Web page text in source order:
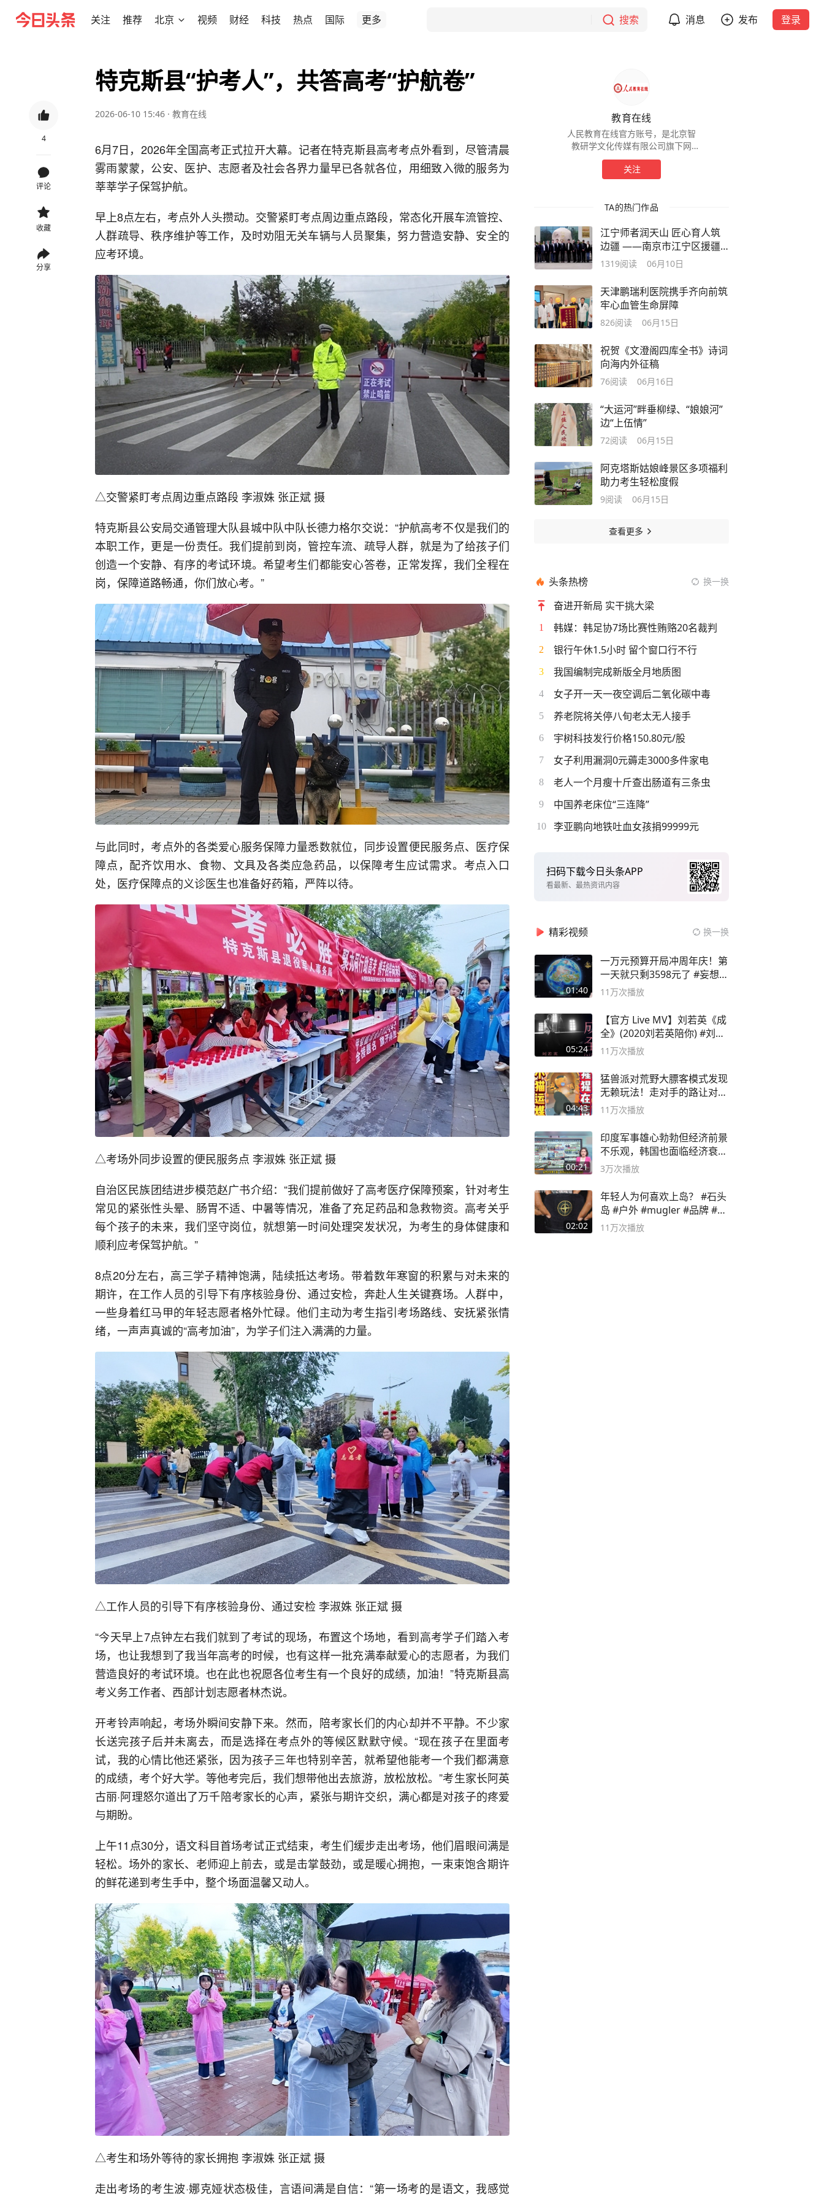
关注 推荐 北京 视频 财经 科技 热点 国际 更多 搜索 消息 发布 登录
4
评论
收藏
分享
特克斯县“护考人”，共答高考“护航卷”
2026-06-10 15:46 · 教育在线
6月7日，2026年全国高考正式拉开大幕。记者在特克斯县高考考点外看到，尽管清晨
雾雨蒙蒙，公安、医护、志愿者及社会各界力量早已各就各位，用细致入微的服务为
莘莘学子保驾护航。
早上8点左右，考点外人头攒动。交警紧盯考点周边重点路段，常态化开展车流管控、
人群疏导、秩序维护等工作，及时劝阻无关车辆与人员聚集，努力营造安静、安全的
应考环境。
△交警紧盯考点周边重点路段 李淑姝 张正斌 摄
特克斯县公安局交通管理大队县城中队中队长德力格尔交说：“护航高考不仅是我们的
本职工作，更是一份责任。我们提前到岗，管控车流、疏导人群，就是为了给孩子们
创造一个安静、有序的考试环境。希望考生们都能安心答卷，正常发挥，我们全程在
岗，保障道路畅通，你们放心考。”
与此同时，考点外的各类爱心服务保障力量悉数就位，同步设置便民服务点、医疗保
障点，配齐饮用水、食物、文具及各类应急药品，以保障考生应试需求。考点入口
处，医疗保障点的义诊医生也准备好药箱，严阵以待。
△考场外同步设置的便民服务点 李淑姝 张正斌 摄
自治区民族团结进步模范赵广书介绍：“我们提前做好了高考医疗保障预案，针对考生
常见的紧张性头晕、肠胃不适、中暑等情况，准备了充足药品和急救物资。高考关乎
每个孩子的未来，我们坚守岗位，就想第一时间处理突发状况，为考生的身体健康和
顺利应考保驾护航。”
8点20分左右，高三学子精神饱满，陆续抵达考场。带着数年寒窗的积累与对未来的
期许，在工作人员的引导下有序核验身份、通过安检，奔赴人生关键赛场。人群中，
一些身着红马甲的年轻志愿者格外忙碌。他们主动为考生指引考场路线、安抚紧张情
绪，一声声真诚的“高考加油”，为学子们注入满满的力量。
△工作人员的引导下有序核验身份、通过安检 李淑姝 张正斌 摄
“今天早上7点钟左右我们就到了考试的现场，布置这个场地，看到高考学子们踏入考
场，也让我想到了我当年高考的时候，也有这样一批充满奉献爱心的志愿者，为我们
营造良好的考试环境。也在此也祝愿各位考生有一个良好的成绩，加油！”特克斯县高
考义务工作者、西部计划志愿者林杰说。
开考铃声响起，考场外瞬间安静下来。然而，陪考家长们的内心却并不平静。不少家
长送完孩子后并未离去，而是选择在考点外的等候区默默守候。“现在孩子在里面考
试，我的心情比他还紧张，因为孩子三年也特别辛苦，就希望他能考一个我们都满意
的成绩，考个好大学。等他考完后，我们想带他出去旅游，放松放松。”考生家长阿英
古丽·阿理怒尔道出了万千陪考家长的心声，紧张与期许交织，满心都是对孩子的疼爱
与期盼。
上午11点30分，语文科目首场考试正式结束，考生们缓步走出考场，他们眉眼间满是
轻松。场外的家长、老师迎上前去，或是击掌鼓劲，或是暖心拥抱，一束束饱含期许
的鲜花递到考生手中，整个场面温馨又动人。
△考生和场外等待的家长拥抱 李淑姝 张正斌 摄
走出考场的考生波·娜克娅状态极佳，言语间满是自信：“第一场考的是语文，我感觉
教育在线
人民教育在线官方账号，是北京智
教研学文化传媒有限公司旗下网
站。
关注
TA的热门作品
江宁师者润天山 匠心育人筑
边疆 ——南京市江宁区援疆
教师团队纪实
1319阅读 06月10日
天津鹏瑞利医院携手齐向前筑
牢心血管生命屏障
826阅读 06月15日
祝贺《文澄阁四库全书》诗词
向海内外征稿
76阅读 06月16日
“大运河”畔垂柳绿、“娘娘河”
边“上伍情”
72阅读 06月15日
阿克塔斯姑娘峰景区多项福利
助力考生轻松度假
9阅读 06月15日
查看更多
头条热榜 换一换
奋进开新局 实干挑大梁
1 韩媒：韩足协7场比赛性贿赂20名裁判
2 银行午休1.5小时 留个窗口行不行
3 我国编制完成新版全月地质图
4 女子开一天一夜空调后二氧化碳中毒
5 养老院将关停八旬老太无人接手
6 宇树科技发行价格150.80元/股
7 女子利用漏洞0元薅走3000多件家电
8 老人一个月瘦十斤查出肠道有三条虫
9 中国养老床位“三连降”
10 李亚鹏向地铁吐血女孩捐99999元
扫码下载今日头条APP
看最新、最热资讯内容
精彩视频 换一换
01:40
一万元预算开局冲周年庆！第
一天就只剩3598元了 #妄想山
海
11万次播放
05:24
【官方 Live MV】刘若英《成
全》(2020刘若英陪你) #刘若
英 #成全
11万次播放
04:43
猛兽派对荒野大膘客模式发现
无赖玩法！走对手的路让对手
无路可走
11万次播放
00:21
印度军事雄心勃勃但经济前景
不乐观，韩国也面临经济衰退
风险
3万次播放
02:02
年轻人为何喜欢上岛？ #石头
岛 #户外 #mugler #品牌 #足
球流氓
11万次播放